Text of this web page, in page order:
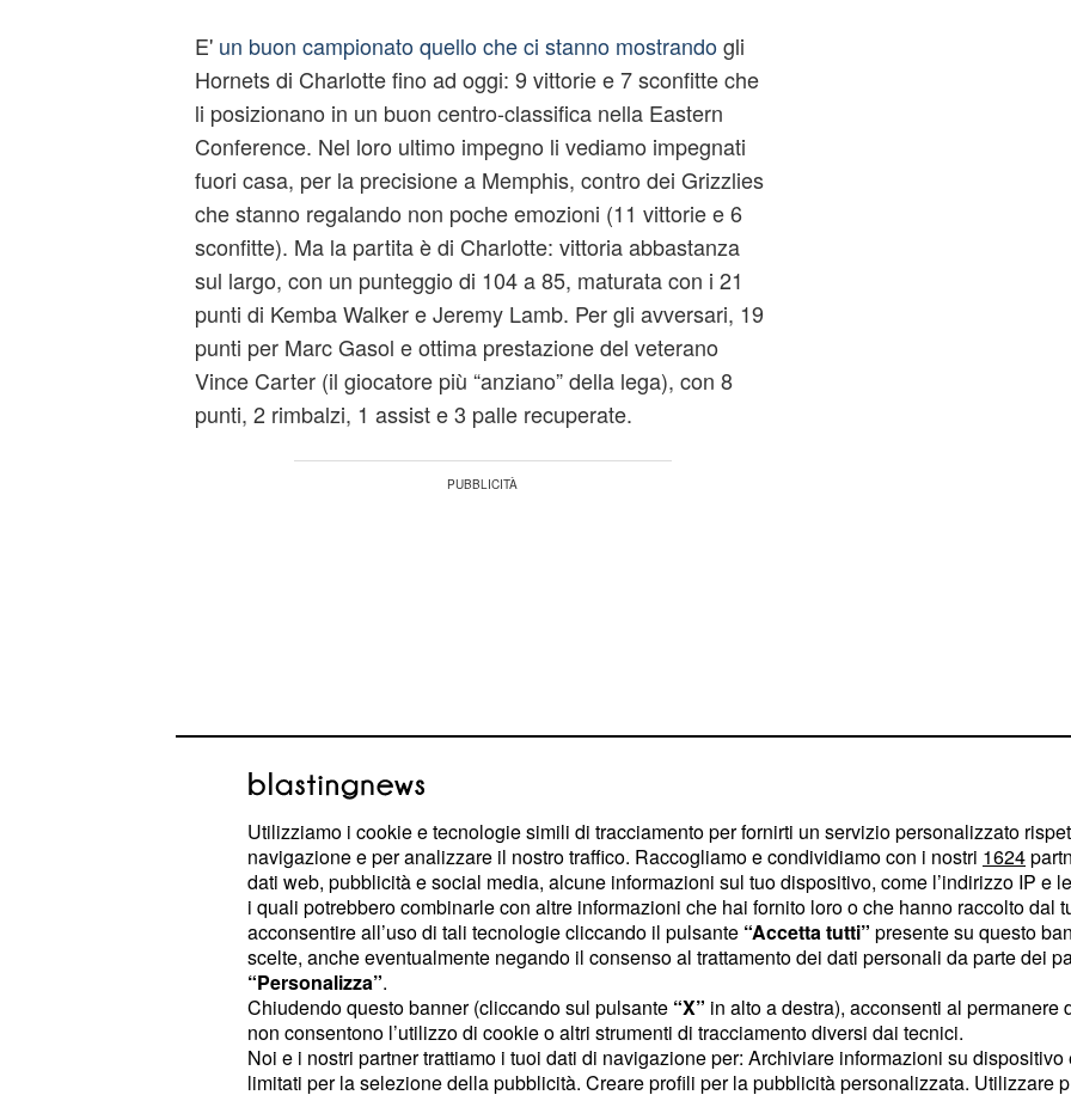
E' un buon campionato quello che ci stanno mostrandogli
Hornets di Charlotte fino ad oggi: 9 vittorie e 7 sconfitte che
li posizionano in un buon centro-classifica nella Eastern
Conference. Nel loro ultimo impegno li vediamo impegnati
fuori casa, per la precisione a Memphis, contro dei Grizzlies
che stanno regalando non poche emozioni (11 vittorie e 6
sconfitte). Ma la partita è di Charlotte: vittoria abbastanza
sul largo, con un punteggio di 104 a 85, maturata con i 21
punti di Kemba Walker e Jeremy Lamb. Per gli avversari, 19
punti per Marc Gasol e ottima prestazione del veterano
Vince Carter (il giocatore più “anziano” della lega), con 8
punti, 2 rimbalzi, 1 assist e 3 palle recuperate.
Risultati dagli altri campi
I Sacramento Kings pagano lo sforzo contro Brooklyn e
perdono in casa dei Wshington Wizards, con il punteggio di
101 a 95: inutile l'eccellente prestazione di DeMarcus
Cousins, la cui superba prova (36 punti, 4 assist e la
bellezza di 20 rimbalzi), non evita la sconfitta ai suoi Kings.
Utilizziamo i cookie e tecnologie simili di tracciamento per fornirti un servizio personalizzato
navigazione e per analizzare il nostro traffico. Raccogliamo e condividiamo con i nostri 1624
dati web, pubblicità e social media, alcune informazioni sul tuo dispositivo, come l’indirizzo IP e
i quali potrebbero combinarle con altre informazioni che hai fornito loro o che hanno raccolto dal
acconsentire all’uso di tali tecnologie cliccando il pulsante “Accetta tutti” presente su questo
scelte, anche eventualmente negando il consenso al trattamento dei dati personali da parte dei
“Personalizza”.
Chiudendo questo banner (cliccando sul pulsante “X” in alto a destra), acconsenti al
non consentono l’utilizzo di cookie o altri strumenti di tracciamento diversi dai tecnici.
Noi e i nostri partner trattiamo i tuoi dati di navigazione per: Archiviare informazioni su
limitati per la selezione della pubblicità. Creare profili per la pubblicità personalizzata. Utilizzare